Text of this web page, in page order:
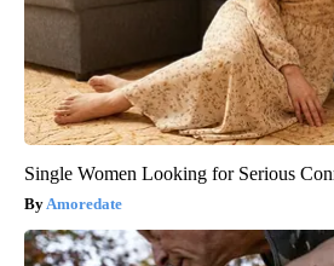
Single Women Looking for Serious
Amoredate